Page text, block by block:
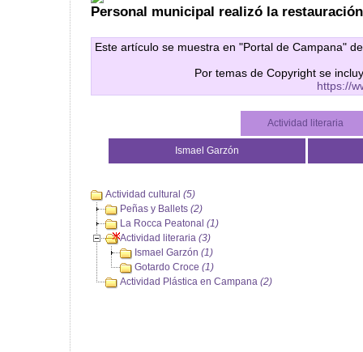
Personal municipal realizó la
Este artículo se muestra en "Portal de Campana"
Por temas de Copyright se
https://
Actividad literaria
Ismael Garzón
Actividad cultural (5)
Peñas y Ballets (2)
La Rocca Peatonal (1)
Actividad literaria (3)
Ismael Garzón (1)
Gotardo Croce (1)
Actividad Plástica en Campana (2)